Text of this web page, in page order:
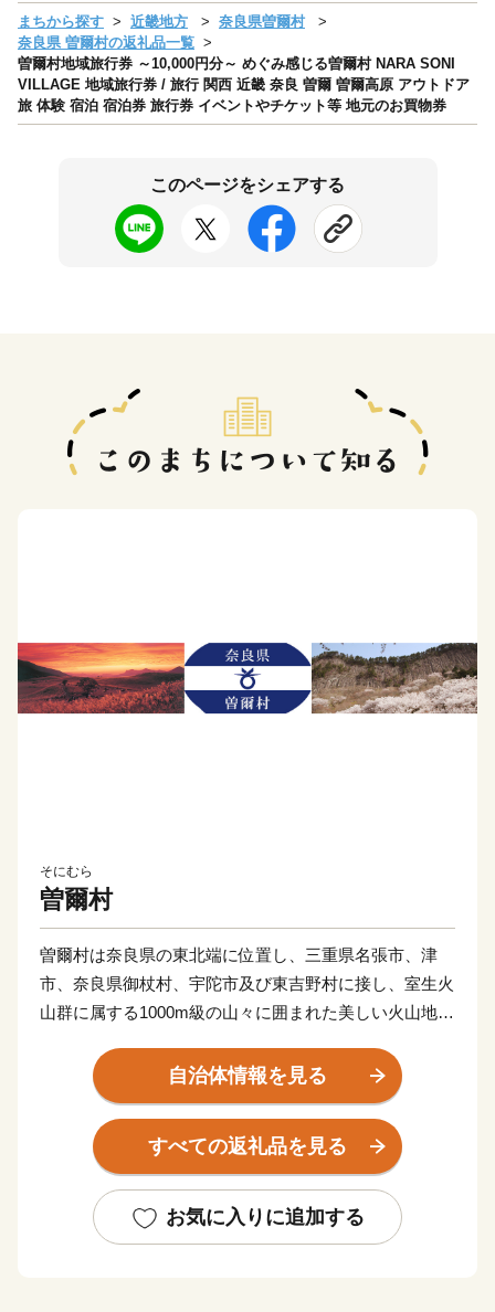
まちから探す 近畿地方
奈良県曽爾村
奈良県 曽爾村の返礼品一覧
曽爾村地域旅行券 ～10,000円分～ めぐみ感じる曽爾村 NARA SONI
VILLAGE 地域旅行券 / 旅行 関西 近畿 奈良 曽爾 曽爾高原 アウトドア
旅 体験 宿泊 宿泊券 旅行券 イベントやチケット等 地元のお買物券
このページをシェアする
そにむら
曽爾村
曽爾村は奈良県の東北端に位置し、三重県名張市、津
市、奈良県御杖村、宇陀市及び東吉野村に接し、室生火
山群に属する1000m級の山々に囲まれた美しい火山地形
総面積は47.76k㎡でそのうち86％が森林に覆われていま
す。村の中央を流れる曽爾川に沿って9つの集落が形成
され、平均降水量1836㎜、平均気温13℃と高原冷涼多
雨地帯です。
び鎧岳は国の天然記念物に指定され、また東側にはスス
キの大海原で有名な曽爾高原があり、村の大半が室生赤
自治体情報を見る
すべての返礼品を見る
お気に入りに追加する